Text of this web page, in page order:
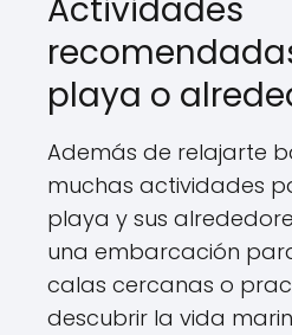
Actividades
playa o
Además de relajarte
muchas actividades
playa y sus
una embarcación
calas cercanas o
descubrir la vida